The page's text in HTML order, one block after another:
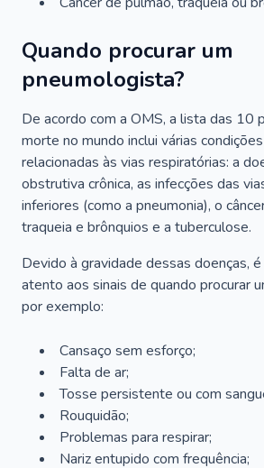
Quando procurar um
pneumologista?
De acordo com a OMS, a lista das 10
morte no mundo inclui várias
relacionadas às vias respiratórias: a
obstrutiva crônica, as infecções das
inferiores (como a pneumonia), o
traqueia e brônquios e a tuberculose.
Devido à gravidade dessas doenças,
atento aos sinais de quando procurar
por exemplo:
Cansaço sem esforço;
Falta de ar;
Tosse persistente ou com
Rouquidão;
Problemas para respirar;
Nariz entupido com frequência;